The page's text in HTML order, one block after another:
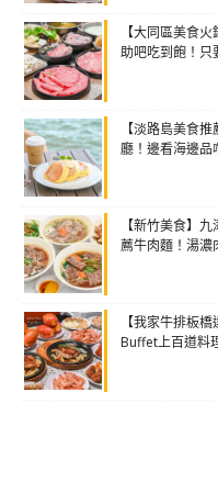
【大同區美食
助吧吃到飽！只
【淡路島美食
廳！邊看海邊品
【新竹美食】
薦牛肉麵！湯濃
【我家牛排板
Buffet上百道料